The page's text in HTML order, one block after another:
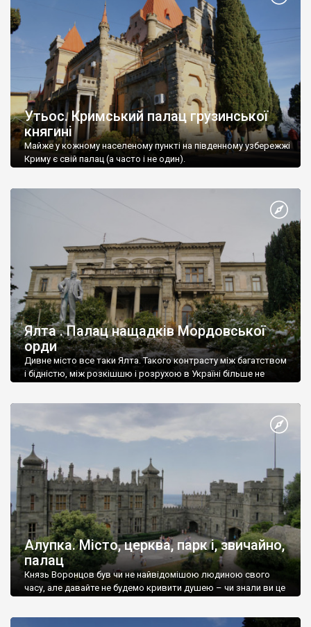
Утьос. Кримський палац грузинської
княгині
Майже у кожному населеному пункті на південному узбережжі
Криму є свій палац (а часто і не один).
Ялта . Палац нащадків Мордовської
орди
Дивне місто все таки Ялта. Такого контрасту між багатством
і бідністю, між розкішшю і розрухою в Україні більше не
Алупка. Місто, церква, парк і, звичайно,
палац
Князь Воронцов був чи не найвідомішою людиною свого
часу, але давайте не будемо кривити душею – чи знали ви це